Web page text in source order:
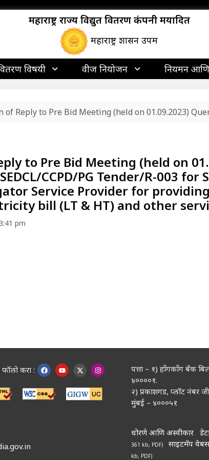
महाराष्ट्र राज्य विद्युत वितरण कंपनी मर्यादित
महाराष्ट्र शासन उपक्रम
विषयी वीज नियोजन नियमन
of Reply to Pre Bid Meeting (held on 01.09.2023)
to Pre Bid Meeting (held on
CCPD/PG Tender/R-003 for
Service Provider for
bill (LT & HT) and other
pm
करा :
पत्ता – १) हॉंगकॉंग बँक
४००००१.
२) प्रकाशगड, प्लॉट नंबर
मुंबई – ४०००५१
धोरणे आणि अस्वीकार
361 kb, PDF)
साइटमॅप
kb, PDF)